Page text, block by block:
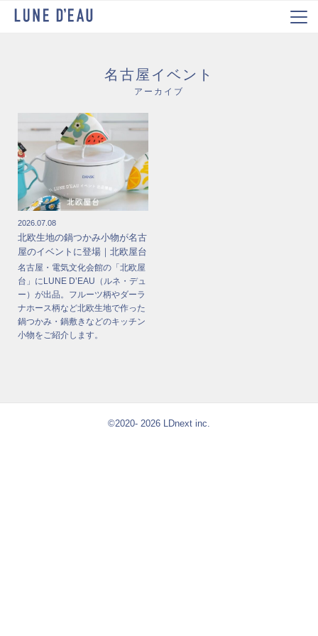
名古屋イベント
アーカイブ
2026.07.08
北欧生地の鍋つかみ小物が名古
屋のイベントに登場｜北欧屋台
名古屋・電気文化会館の「北欧屋
台」にLUNE D’EAU（ルネ・デュ
ー）が出品。フルーツ柄やダーラ
ナホース柄など北欧生地で作った
鍋つかみ・鍋敷きなどのキッチン
小物をご紹介します。
©2020- 2026 LDnext inc.